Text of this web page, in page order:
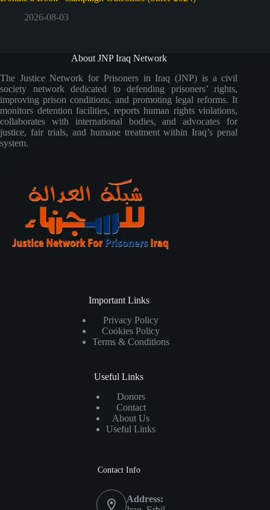
2026-08-03
About JNP Iraq Network
The Justice Network for Prisoners in Iraq (JNP) is a civil
society network dedicated to defending prisoners’ rights,
improving prison conditions, and promoting legal reforms. It
monitors detention facilities, reports human rights violations,
collaborates with international bodies, and advocates for
justice, fair trials, and humane treatment within Iraq’s penal
system.
Important Links
Privacy Policy
Cookies Policy
Terms & Conditions
Useful Links
Donors
Contact
About Us
Useful Links
Contact Info
Address: